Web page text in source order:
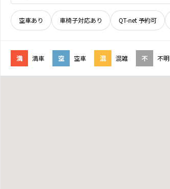
空車あり 車椅子対応あり QT-net 予約可
満 満車 空 空車 混 混雑 不 不明